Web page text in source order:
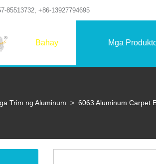
85513732, +86-13927794695
Bahay Mga
Trim ng Aluminum > 6063 Aluminum Carpet